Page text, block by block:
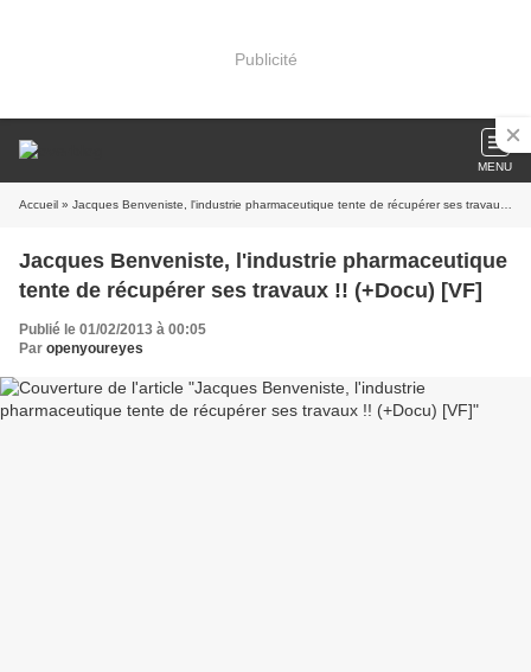
Publicité
MENU
Accueil » Jacques Benveniste, l'industrie pharmaceutique tente de récupérer ses travaux !! (+Docu) [VF]
Jacques Benveniste, l'industrie pharmaceutique
tente de récupérer ses travaux !! (+Docu) [VF]
Publié le 01/02/2013 à 00:05
Par openyoureyes